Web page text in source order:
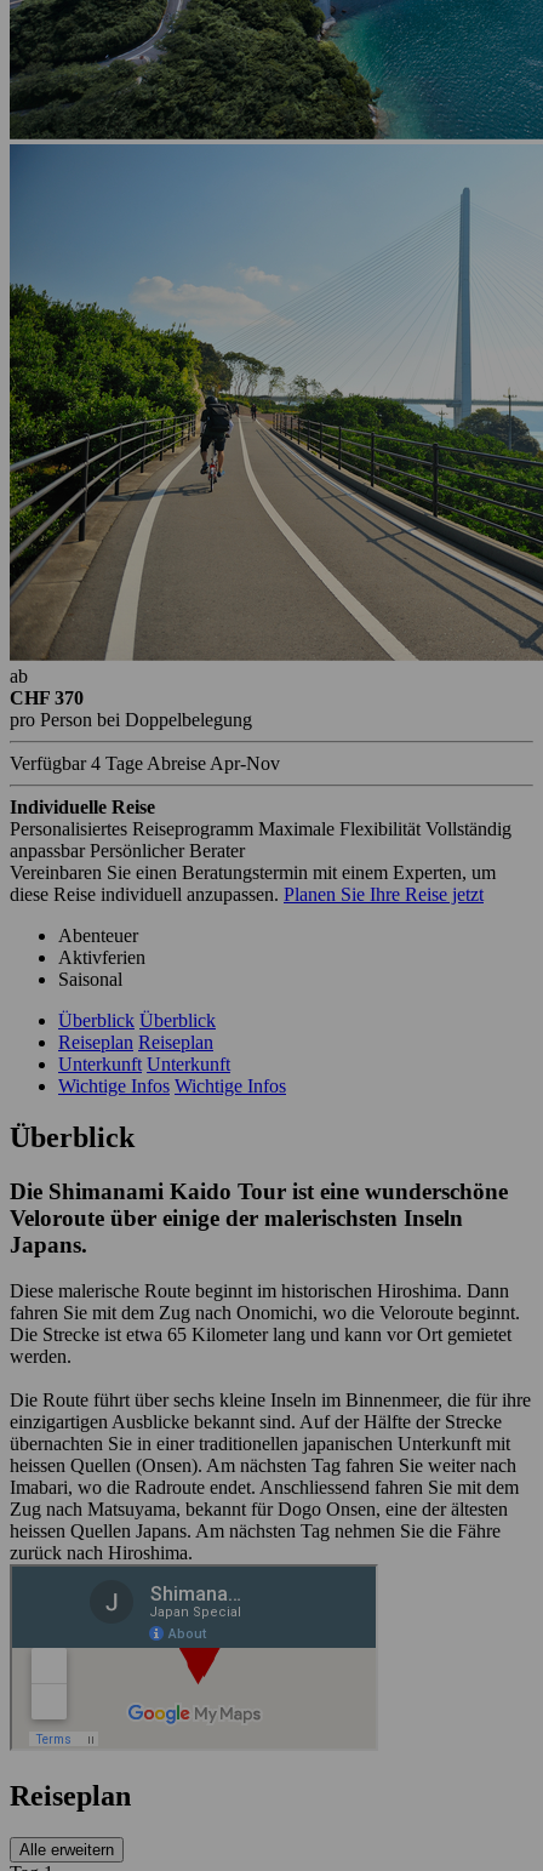
ab
CHF 370
pro Person bei Doppelbelegung
Verfügbar4 Tage Abreise Apr-Nov
Individuelle Reise
Personalisiertes Reiseprogramm Maximale Flexibilität Vollständig
anpassbar Persönlicher Berater
Vereinbaren Sie einen Beratungstermin mit einem Experten, um
diese Reise individuell anzupassen. Planen Sie Ihre Reise jetzt
Abenteuer
Aktivferien
Saisonal
Überblick Überblick
Reiseplan Reiseplan
Unterkunft Unterkunft
Wichtige Infos Wichtige Infos
Überblick
Die Shimanami Kaido Tour ist eine wunderschöne
Veloroute über einige der malerischsten Inseln
Japans.
Diese malerische Route beginnt im historischen Hiroshima. Dann
fahren Sie mit dem Zug nach Onomichi, wo die Veloroute beginnt.
Die Strecke ist etwa 65 Kilometer lang und kann vor Ort gemietet
werden.
Die Route führt über sechs kleine Inseln im Binnenmeer, die für ihre
einzigartigen Ausblicke bekannt sind. Auf der Hälfte der Strecke
übernachten Sie in einer traditionellen japanischen Unterkunft mit
heissen Quellen (Onsen). Am nächsten Tag fahren Sie weiter nach
Imabari, wo die Radroute endet. Anschliessend fahren Sie mit dem
Zug nach Matsuyama, bekannt für Dogo Onsen, eine der ältesten
heissen Quellen Japans. Am nächsten Tag nehmen Sie die Fähre
zurück nach Hiroshima.
Reiseplan
Alle erweitern